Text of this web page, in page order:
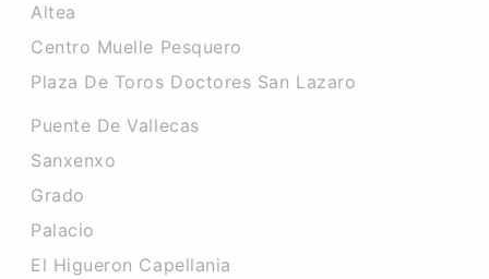
Altea
Centro Muelle Pesquero
Plaza De Toros Doctores San Lazaro
Puente De Vallecas
Sanxenxo
Grado
Palacio
El Higueron Capellania